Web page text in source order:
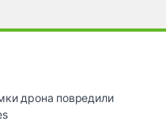
дрона повредили